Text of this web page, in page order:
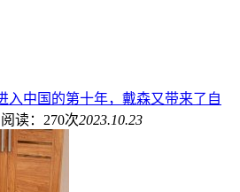
入中国的第十年，戴森又带来了自
阅读：270次2023.10.23